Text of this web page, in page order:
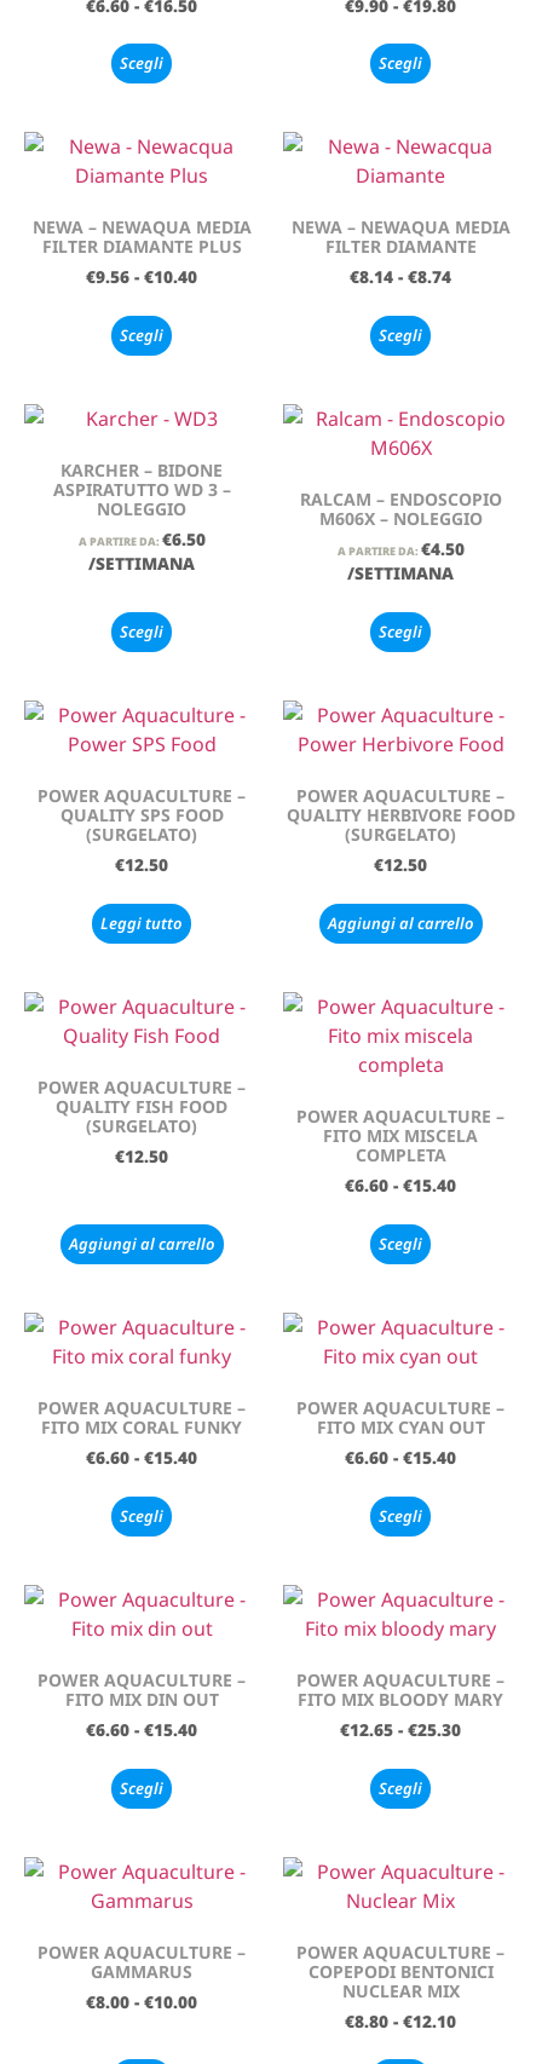
€6.60 - €16.50
Scegli
€9.90 - €19.80
Scegli
NEWA – NEWAQUA MEDIA
FILTER DIAMANTE PLUS
€9.56 - €10.40
Scegli
NEWA – NEWAQUA MEDIA
FILTER DIAMANTE
€8.14 - €8.74
Scegli
KARCHER – BIDONE
ASPIRATUTTO WD 3 –
NOLEGGIO
A PARTIRE DA: €6.50
/SETTIMANA
Scegli
RALCAM – ENDOSCOPIO
M606X – NOLEGGIO
A PARTIRE DA: €4.50
/SETTIMANA
Scegli
POWER AQUACULTURE –
QUALITY SPS FOOD
(SURGELATO)
€12.50
Leggi tutto
POWER AQUACULTURE –
QUALITY HERBIVORE FOOD
(SURGELATO)
€12.50
Aggiungi al carrello
POWER AQUACULTURE –
QUALITY FISH FOOD
(SURGELATO)
€12.50
Aggiungi al carrello
POWER AQUACULTURE –
FITO MIX MISCELA
COMPLETA
€6.60 - €15.40
Scegli
POWER AQUACULTURE –
FITO MIX CORAL FUNKY
€6.60 - €15.40
Scegli
POWER AQUACULTURE –
FITO MIX CYAN OUT
€6.60 - €15.40
Scegli
POWER AQUACULTURE –
FITO MIX DIN OUT
€6.60 - €15.40
Scegli
POWER AQUACULTURE –
FITO MIX BLOODY MARY
€12.65 - €25.30
Scegli
POWER AQUACULTURE –
GAMMARUS
€8.00 - €10.00
POWER AQUACULTURE –
COPEPODI BENTONICI
NUCLEAR MIX
€8.80 - €12.10